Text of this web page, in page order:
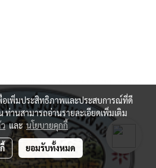
อเพิ่มประสิทธิภาพและประสบการณ์ที่ดี
ท่านสามารถอ่านรายละเอียดเพิ่มเติม
และนโยบายคุกกี้
ยอมรับทั้งหมด